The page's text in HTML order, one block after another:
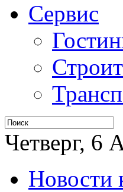
Сервис
Четверг, 6
Новости